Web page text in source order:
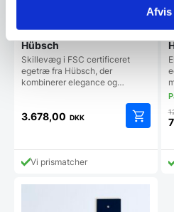
Afvis
Skillevæg i egetræ fra
Hübsch
Skillevæg i FSC certificeret
egetræ fra Hübsch, der
kombinerer elegance og…
3.678,00 DKK
Vi prismatcher